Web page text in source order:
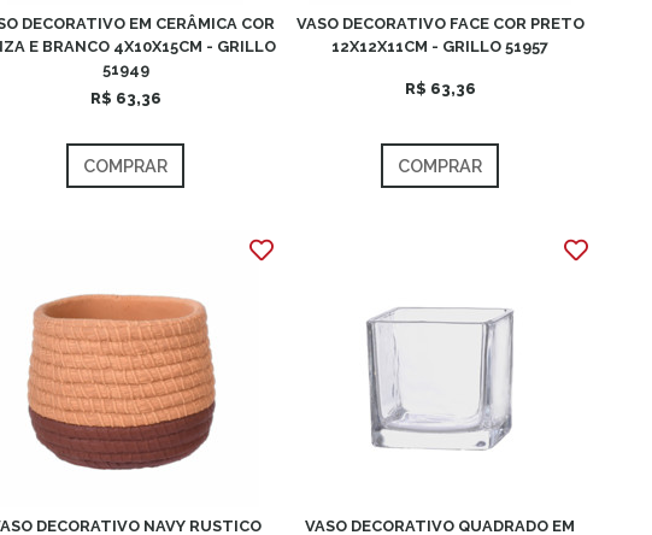
DECORATIVO EM CERÂMICA COR
E BRANCO 4X10X15CM - GRILLO
51949
R$ 63,36
COMPRAR
VASO DECORATIVO FACE COR PRETO
12X12X11CM - GRILLO 51957
R$ 63,36
COMPRAR
DECORATIVO NAVY RUSTICO
VASO DECORATIVO QUADRADO EM